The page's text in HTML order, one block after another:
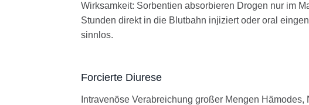
Wirksamkeit: Sorbentien absorbieren Drogen nur im
Stunden direkt in die Blutbahn injiziert oder oral
sinnlos.
Forcierte Diurese
Intravenöse Verabreichung großer Mengen